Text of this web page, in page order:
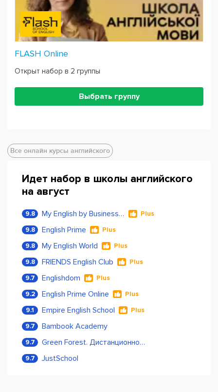
FLASH Online
Открыт набор в 2 группы
Выбрать группу
Все онлайн курсы английского
Идет набор в школы английского
на август
9.8 My English by Business Language Plus
9.8 English Prime Plus
9.8 My English World Plus
9.8 FRIENDS English Club Plus
9.7 Englishdom Plus
9.2 English Prime Online Plus
9.1 Empire English School Plus
9.7 Bambook Academy
9.7 Green Forest. Дистанционное обучение
9.7 JustSchool